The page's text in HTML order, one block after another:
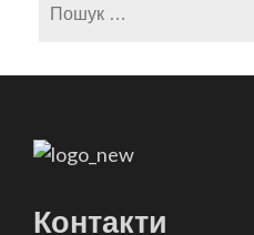
Контакти